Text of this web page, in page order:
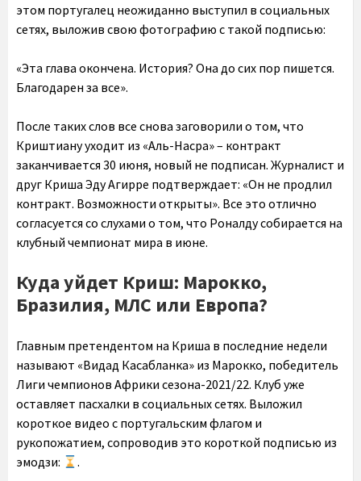
этом португалец неожиданно выступил в социальных
сетях, выложив свою фотографию с такой подписью:
«Эта глава окончена. История? Она до сих пор пишется.
Благодарен за все».
После таких слов все снова заговорили о том, что
Криштиану уходит из «Аль-Насра» – контракт
заканчивается 30 июня, новый не подписан. Журналист и
друг Криша Эду Агирре подтверждает: «Он не продлил
контракт. Возможности открыты». Все это отлично
согласуется со слухами о том, что Роналду собирается на
клубный чемпионат мира в июне.
Куда уйдет Криш: Марокко,
Бразилия, МЛС или Европа?
Главным претендентом на Криша в последние недели
называют «Видад Касабланка» из Марокко, победитель
Лиги чемпионов Африки сезона-2021/22. Клуб уже
оставляет пасхалки в социальных сетях. Выложил
короткое видео с португальским флагом и
рукопожатием, сопроводив это короткой подписью из
эмодзи:
.